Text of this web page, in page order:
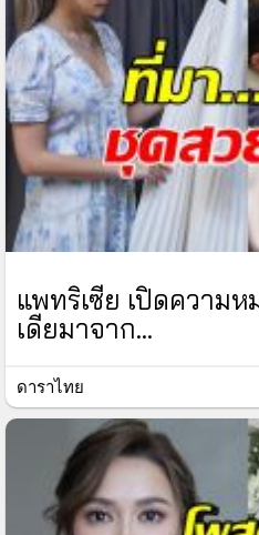
แพทริเซีย เปิดความ
เดียมาจาก...
ดาราไทย